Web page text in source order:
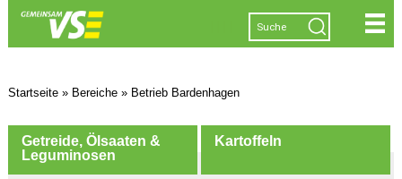
Startseite» Bereiche» Betrieb Bardenhagen
Getreide, Ölsaaten &
Leguminosen
Kartoffeln